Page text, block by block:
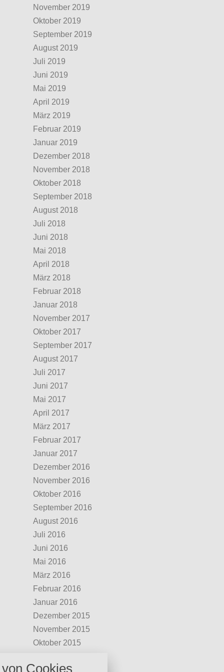
November 2019
Oktober 2019
September 2019
August 2019
Juli 2019
Juni 2019
Mai 2019
April 2019
März 2019
Februar 2019
Januar 2019
Dezember 2018
November 2018
Oktober 2018
September 2018
August 2018
Juli 2018
Juni 2018
Mai 2018
April 2018
März 2018
Februar 2018
Januar 2018
November 2017
Oktober 2017
September 2017
August 2017
Juli 2017
Juni 2017
Mai 2017
April 2017
März 2017
Februar 2017
Januar 2017
Dezember 2016
November 2016
Oktober 2016
September 2016
August 2016
Juli 2016
Juni 2016
Mai 2016
März 2016
Februar 2016
Januar 2016
Dezember 2015
November 2015
Oktober 2015
August 2015
Cookies
alle verwendeten Cookies und